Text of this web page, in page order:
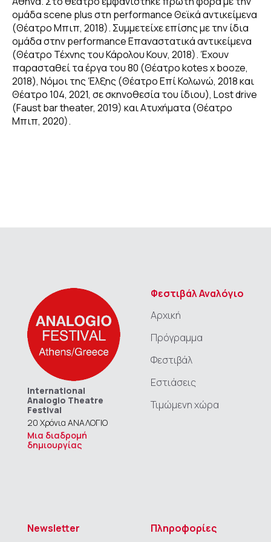
ΔΗΜΟΣΙΕΥΣΕΙΣ
GALLERY
ομάδα scene plus στη performance Θεϊκά αντικείμενα
(Θέατρο Μπιπ, 2018). Συμμετείχε επίσης με την ίδια
ομάδα στην performance Επαναστατικά αντικείμενα
(Θέατρο Τέχνης του Κάρολου Κουν, 2018). Έχουν
παρασταθεί τα έργα του 80 (Θέατρο kotes x booze,
2018), Νόμοι της Έλξης (Θέατρο Επί Κολωνώ, 2018 και
Θέατρο 104, 2021, σε σκηνοθεσία του ίδιου), Lost drive
(Faust bar theater, 2019) και Ατυχήματα (Θέατρο
Μπιπ, 2020).
International
Analogio Theatre
Festival
20 Χρόνια ΑΝΑΛΟΓΙΟ
Μια διαδρομή
δημιουργίας
Φεστιβάλ Αναλόγιο
Αρχική
Πρόγραμμα
Φεστιβάλ
Εστιάσεις
Τιμώμενη χώρα
Πληροφορίες
Newsletter